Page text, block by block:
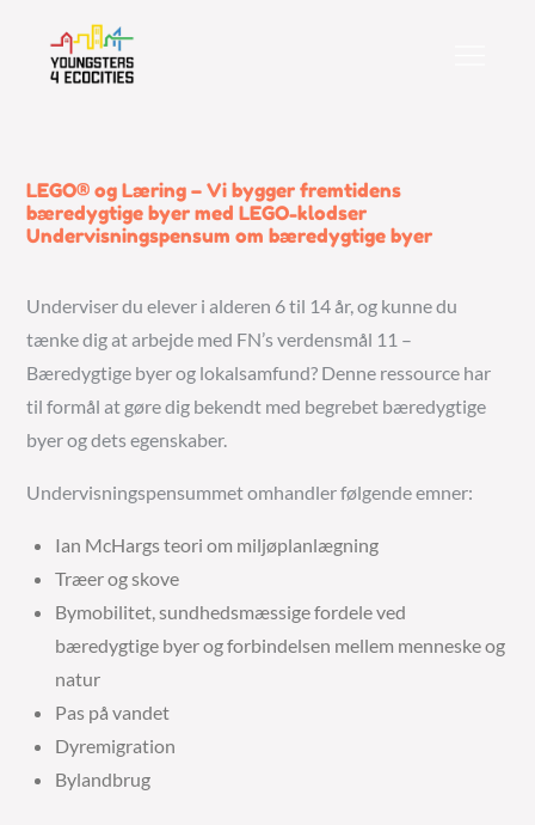
content
LEGO® og Læring – Vi bygger fremtidens
bæredygtige byer med LEGO-klodser
Undervisningspensum om bæredygtige byer
Underviser du elever i alderen 6 til 14 år, og kunne du
tænke dig at arbejde med FN’s verdensmål 11 –
Bæredygtige byer og lokalsamfund? Denne ressource har
til formål at gøre dig bekendt med begrebet bæredygtige
byer og dets egenskaber.
Undervisningspensummet omhandler følgende emner:
Ian McHargs teori om miljøplanlægning
Træer og skove
Bymobilitet, sundhedsmæssige fordele ved
bæredygtige byer og forbindelsen mellem menneske og
natur
Pas på vandet
Dyremigration
Bylandbrug